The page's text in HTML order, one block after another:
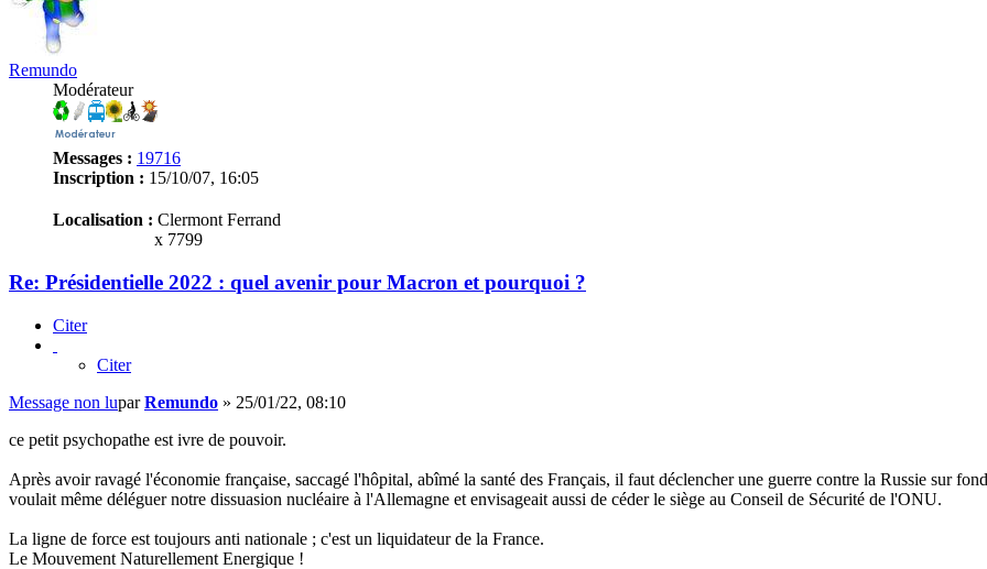
Remundo
Modérateur
Messages : 19716
Inscription : 15/10/07, 16:05
Localisation : Clermont Ferrand
x 7799
Re: Présidentielle 2022 : quel avenir pour Macron et pourquoi ?
Citer
Citer
Message non luparRemundo » 25/01/22, 08:10
ce petit psychopathe est ivre de pouvoir.
Après avoir ravagé l'économie française, saccagé l'hôpital, abîmé la santé des Français, il faut déclencher une guerre contre la Russie sur
voulait même déléguer notre dissuasion nucléaire à l'Allemagne et envisageait aussi de céder le siège au Conseil de Sécurité de l'ONU.
La ligne de force est toujours anti nationale ; c'est un liquidateur de la France.
Le Mouvement Naturellement Energique !